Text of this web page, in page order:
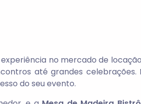
no mercado de
até grandes celebrações.
do seu evento.